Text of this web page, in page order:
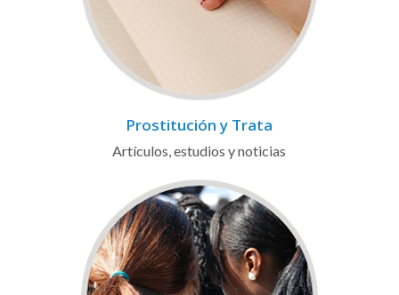
Prostitución y Trata
Artículos, estudios y noticias